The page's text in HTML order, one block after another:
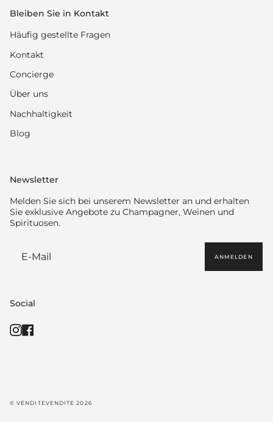
Bleiben Sie in Kontakt
Häufig gestellte Fragen
Kontakt
Concierge
Über uns
Nachhaltigkeit
Blog
Newsletter
Melden Sie sich bei unserem Newsletter an und erhalten
Sie exklusive Angebote zu Champagner, Weinen und
Spirituosen.
ANMELDEN
Social
Instagram
© VENDITEVENDITE 2026